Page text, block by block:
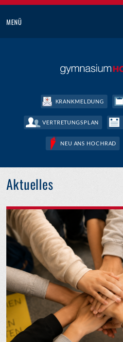
MENÜ
KRANKMELDUNG
VERTRETUNGSPLAN
NEU ANS HOCHRAD
Aktuelles